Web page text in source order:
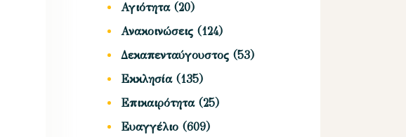
Αγιότητα(20)
Ανακοινώσεις (124)
Δεκαπενταύγουστος (53)
Εκκλησία(135)
Επικαιρότητα(25)
Ευαγγέλιο (609)